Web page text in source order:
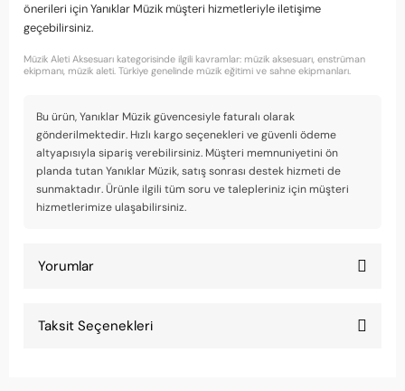
önerileri için Yanıklar Müzik müşteri hizmetleriyle iletişime
geçebilirsiniz.
Müzik Aleti Aksesuarı kategorisinde ilgili kavramlar: müzik aksesuarı, enstrüman
ekipmanı, müzik aleti. Türkiye genelinde müzik eğitimi ve sahne ekipmanları.
Bu ürün, Yanıklar Müzik güvencesiyle faturalı olarak
gönderilmektedir. Hızlı kargo seçenekleri ve güvenli ödeme
altyapısıyla sipariş verebilirsiniz. Müşteri memnuniyetini ön
planda tutan Yanıklar Müzik, satış sonrası destek hizmeti de
sunmaktadır. Ürünle ilgili tüm soru ve talepleriniz için müşteri
hizmetlerimize ulaşabilirsiniz.
Yorumlar
Taksit Seçenekleri